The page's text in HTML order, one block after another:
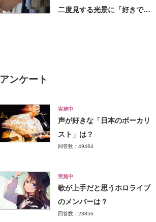
二度見する光景に「好きでた
アンケート
実施中
声が好きな「日本のボーカリ
スト」は？
回答数：49464
実施中
歌が上手だと思うホロライブ
のメンバーは？
回答数：23856